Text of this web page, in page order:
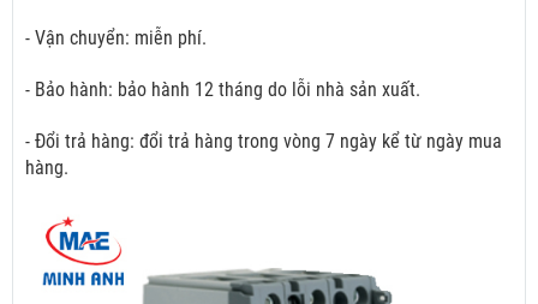
- Vận chuyển: miễn phí.
- Bảo hành: bảo hành 12 tháng do lỗi nhà sản xuất.
- Đổi trả hàng: đổi trả hàng trong vòng 7 ngày kể từ ngày mua
hàng.